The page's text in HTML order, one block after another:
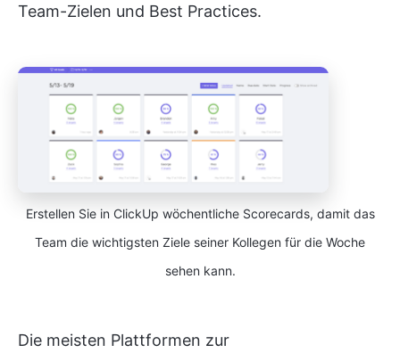
Team-Zielen und Best Practices.
Erstellen Sie in ClickUp wöchentliche Scorecards, damit das
Team die wichtigsten Ziele seiner Kollegen für die Woche
sehen kann.
Die meisten Plattformen zur